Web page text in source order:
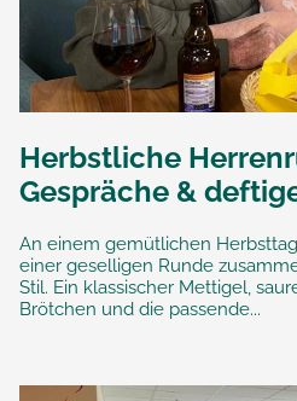
Herbstliche
Gespräche &
An einem gemütlichen
einer geselligen Runde
Stil. Ein klassischer Mettigel,
Brötchen und die passende...